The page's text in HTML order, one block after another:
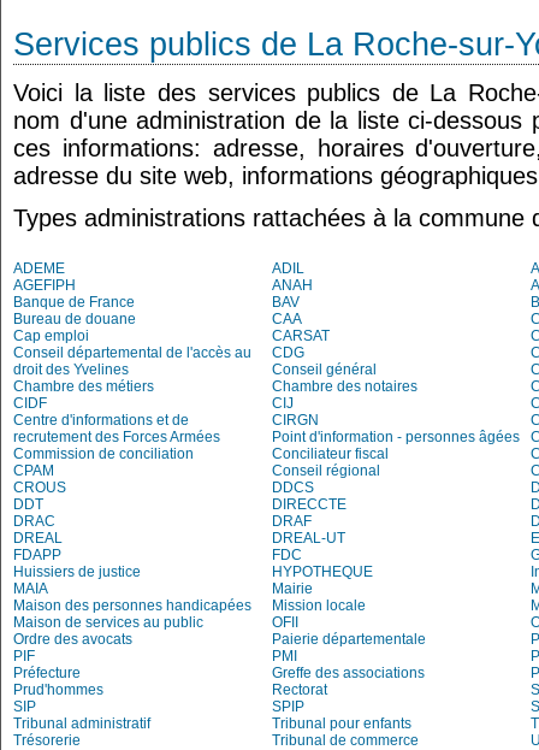
Services publics de La Roche-sur-
Voici la liste des services publics de La
nom d'une administration de la liste ci-dessous
ces informations: adresse, horaires
adresse du site web, informations
Types administrations rattachées à la commune
ADEME ADIL
AGEFIPH
ANAH
Banque de France
BAV
Bureau de douane
CAA
Cap emploi
CARSAT
Conseil départemental de l'accès au
droit des Yvelines
CDG
Conseil général
Chambre des métiers
Chambre des notaires
CIDF
CIJ
Centre d'informations et de
recrutement des Forces Armées
CIRGN
Point d'information - personnes âgées
Commission de conciliation
Conciliateur fiscal
CPAM
Conseil régional
CROUS
DDCS
DDT
DIRECCTE
DRAC
DRAF
DREAL
DREAL-UT
FDAPP
FDC
Huissiers de justice
HYPOTHEQUE
MAIA
Mairie
Maison des personnes handicapées
Mission locale
Maison de services au public
OFII
Ordre des avocats
Paierie départementale
PIF
PMI
Préfecture
Greffe des associations
Prud'hommes
Rectorat
SIP
SPIP
Tribunal administratif
Tribunal pour enfants
Trésorerie
Tribunal de commerce